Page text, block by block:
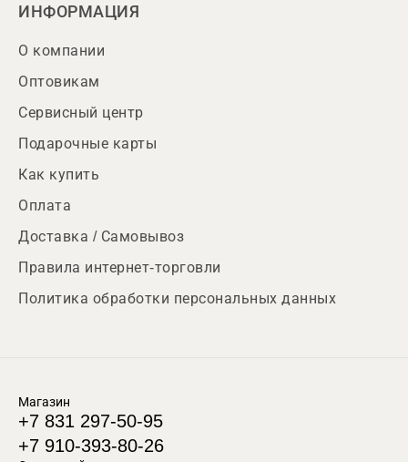
ИНФОРМАЦИЯ
О компании
Оптовикам
Сервисный центр
Подарочные карты
Как купить
Оплата
Доставка / Самовывоз
Правила интернет-торговли
Политика обработки персональных данных
Магазин
+7 831 297-50-95
+7 910-393-80-26